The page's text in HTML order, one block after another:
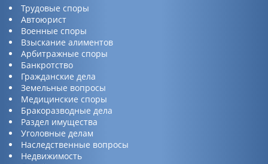
Трудовые споры
Автоюрист
Военные споры
Взыскание алиментов
Арбитражные споры
Банкротство
Гражданские дела
Земельные вопросы
Медицинские споры
Бракоразводные дела
Раздел имущества
Уголовные делам
Наследственные вопросы
Недвижимость